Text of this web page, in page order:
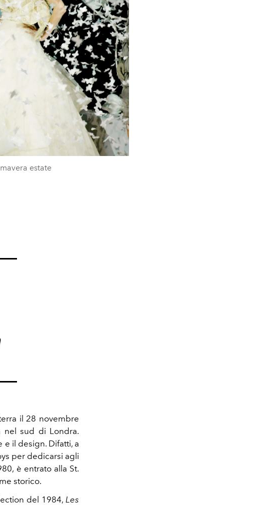
estate
il 28 novembre
nel sud di Londra.
e il design. Difatti, a
per dedicarsi agli
è entrato alla St.
storico.
del 1984, Les